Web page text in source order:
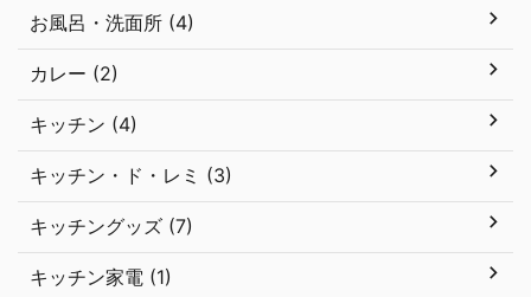
お風呂・洗面所 (4)
カレー (2)
キッチン (4)
キッチン・ド・レミ (3)
キッチングッズ (7)
キッチン家電 (1)